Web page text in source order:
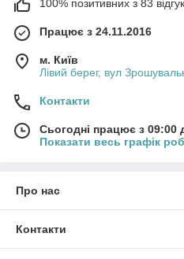
100% позитивних з 83
Працює з 24.11.2016
м. Київ
Лівий берег, вул
Контакти
Сьогодні працює з 09:00
Показати весь графік
Про нас
Контакти